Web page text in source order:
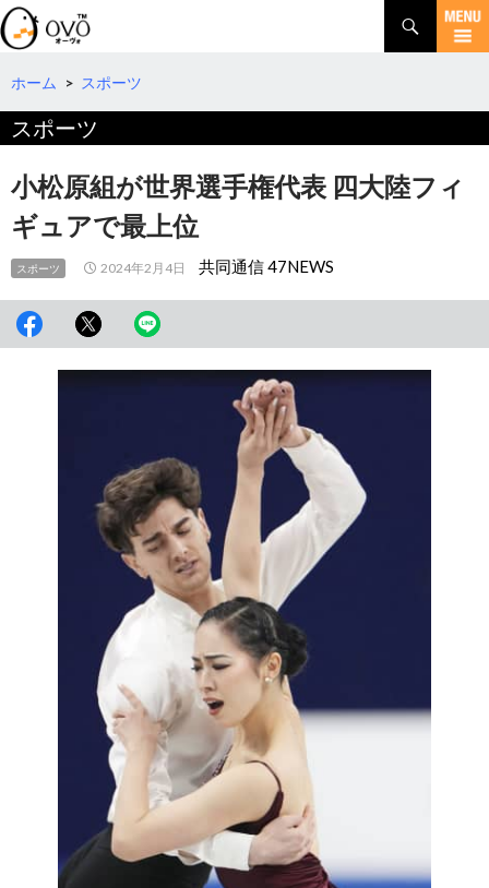
検
索
コ
テ
へ
動
ホーム > スポーツ
スポーツ
小松原組が世界選手権代表 四大陸フィ
ギュアで最上位
スポーツ 2024年2月4日 共同通信 47NEWS